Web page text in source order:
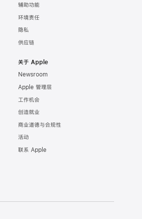
辅助功能
环境责任
隐私
供应链
关于 Apple
Newsroom
Apple 管理层
工作机会
创造就业
商业道德与合规性
活动
联系 Apple